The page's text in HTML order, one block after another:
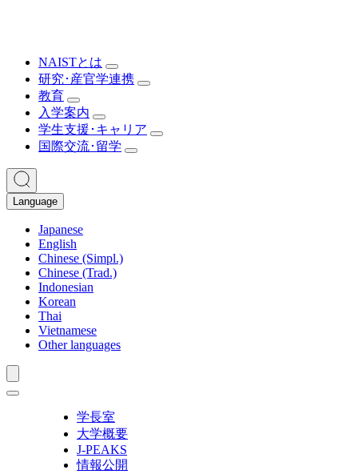
NAISTとは
研究･産官学連携
教育
入学案内
学生支援･キャリア
国際交流･留学
Language
Japanese
English
Chinese (Simpl.)
Chinese (Trad.)
Indonesian
Korean
Thai
Vietnamese
Other languages
学長室
大学概要
J-PEAKS
情報公開